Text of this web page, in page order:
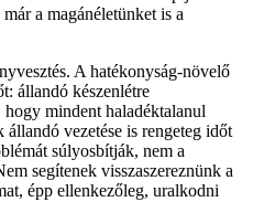
a magánéletünket is a
A hatékonyság-növelő
állandó készenlétre
mindent haladéktalanul
vezetése is rengeteg időt
súlyosbítják, nem a
segítenek visszaszereznünk a
épp ellenkezőleg, uralkodni